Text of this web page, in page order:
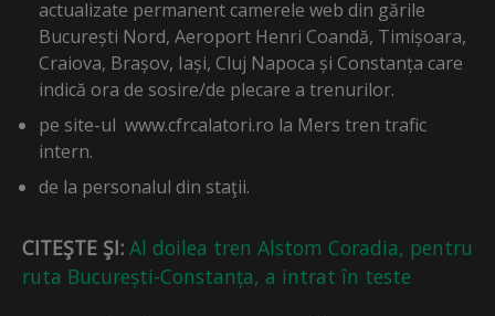
actualizate permanent camerele web din gările
București Nord, Aeroport Henri Coandă, Timișoara,
Craiova, Brașov, Iași, Cluj Napoca și Constanța care
indică ora de sosire/de plecare a trenurilor.
pe site-ul www.cfrcalatori.ro la Mers tren trafic
intern.
de la personalul din staţii.
CITEŞTE ŞI: Al doilea tren Alstom Coradia, pentru
ruta București-Constanța, a intrat în teste